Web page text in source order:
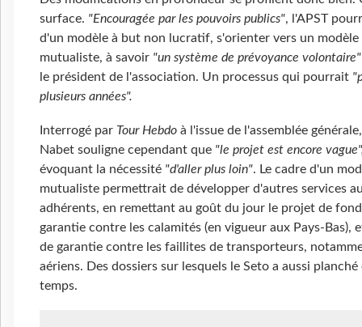
surface. "Encouragée par les pouvoirs publics", l'APST
d'un modèle à but non lucratif, s'orienter vers un modèle
mutualiste, à savoir "un système de prévoyance volontaire"
le président de l'association. Un processus qui pourrait
plusieurs années".
Interrogé par Tour Hebdo à l'issue de l'assemblée
Nabet souligne cependant que "le projet est encore
évoquant la nécessité "d'aller plus loin". Le cadre d'un
mutualiste permettrait de développer d'autres services
adhérents, en remettant au goût du jour le projet de
garantie contre les calamités (en vigueur aux Pays-Bas),
de garantie contre les faillites de transporteurs,
aériens. Des dossiers sur lesquels le Seto a aussi planché
temps.